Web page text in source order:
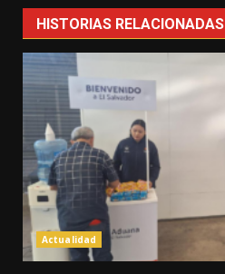
HISTORIAS RELACIONADAS
Actualidad